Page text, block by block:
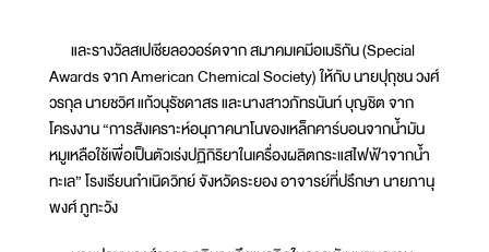
และรางวัลสเปเชียลอวอร์ดจาก สมาคมเคมีอเมริกัน (Special
Awards จาก American Chemical Society) ให้กับ นายปุถุชน วงศ์
วรกุล นายชวิศ แก้วนุรัชดาสร และนางสาวภัทรนันท์ บุญชิต จาก
โครงงาน “การสังเคราะห์อนุภาคนาโนของเหล็กคาร์บอนจากน้ำมัน
หมูเหลือใช้เพื่อเป็นตัวเร่งปฏิกิริยาในเครื่องผลิตกระแสไฟฟ้าจากน้ำ
ทะเล” โรงเรียนกำเนิดวิทย์ จังหวัดระยอง อาจารย์ที่ปรึกษา นายภานุ
พงศ์ ภูทะวัง